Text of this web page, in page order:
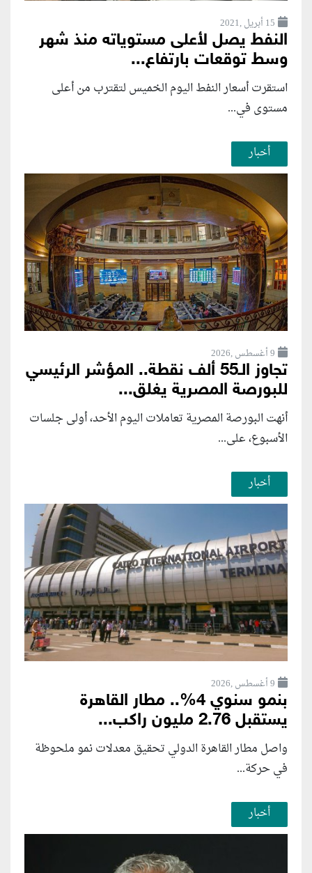
15 أبريل ,2021
النفط يصل لأعلى مستوياته منذ شهر
وسط توقعات بارتفاع...
استقرت أسعار النفط اليوم الخميس لتقترب من أعلى
مستوى في...
أخبار
9 أغسطس ,2026
تجاوز الـ55 ألف نقطة.. المؤشر الرئيسي
للبورصة المصرية يغلق...
أنهت البورصة المصرية تعاملات اليوم الأحد، أولى جلسات
الأسبوع، على...
أخبار
9 أغسطس ,2026
بنمو سنوي 4%.. مطار القاهرة
يستقبل 2.76 مليون راكب...
واصل مطار القاهرة الدولي تحقيق معدلات نمو ملحوظة
في حركة...
أخبار